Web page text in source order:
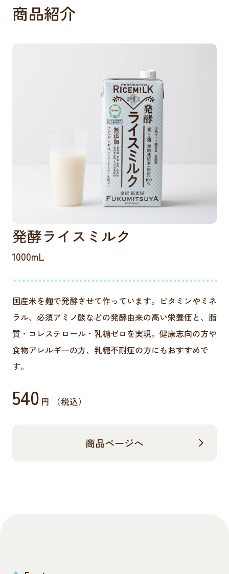
商品紹介
発酵ライスミルク
1000mL
国産米を麹で発酵させて作っています。ビタミンやミネ
ラル、必須アミノ酸などの発酵由来の高い栄養価と、脂
質・コレステロール・乳糖ゼロを実現。健康志向の方や
食物アレルギーの方、乳糖不耐症の方にもおすすめで
す。
540 円 （税込）
商品ページへ